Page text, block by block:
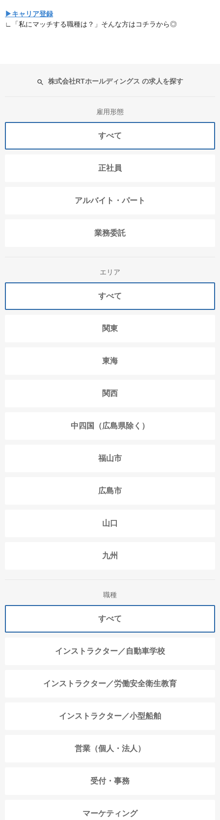
▶キャリア登録
∟「私にマッチする職種は？」そんな方はコチラから◎
株式会社RTホールディングス の求人を探す
雇用形態
すべて
正社員
アルバイト・パート
業務委託
エリア
すべて
関東
東海
関西
中四国（広島県除く）
福山市
広島市
山口
九州
職種
すべて
インストラクター／自動車学校
インストラクター／労働安全衛生教育
インストラクター／小型船舶
営業（個人・法人）
受付・事務
マーケティング